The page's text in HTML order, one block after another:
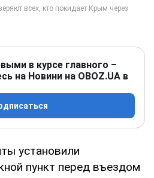
в курсе главного –
на Новини на OBOZ.UA в
установили
пункт перед въездом